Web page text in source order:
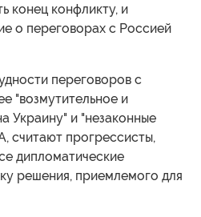
конец конфликту, и
о переговорах с Россией
переговоров с
"возмутительное и
Украину" и "незаконные
считают прогрессисты,
дипломатические
решения, приемлемого для